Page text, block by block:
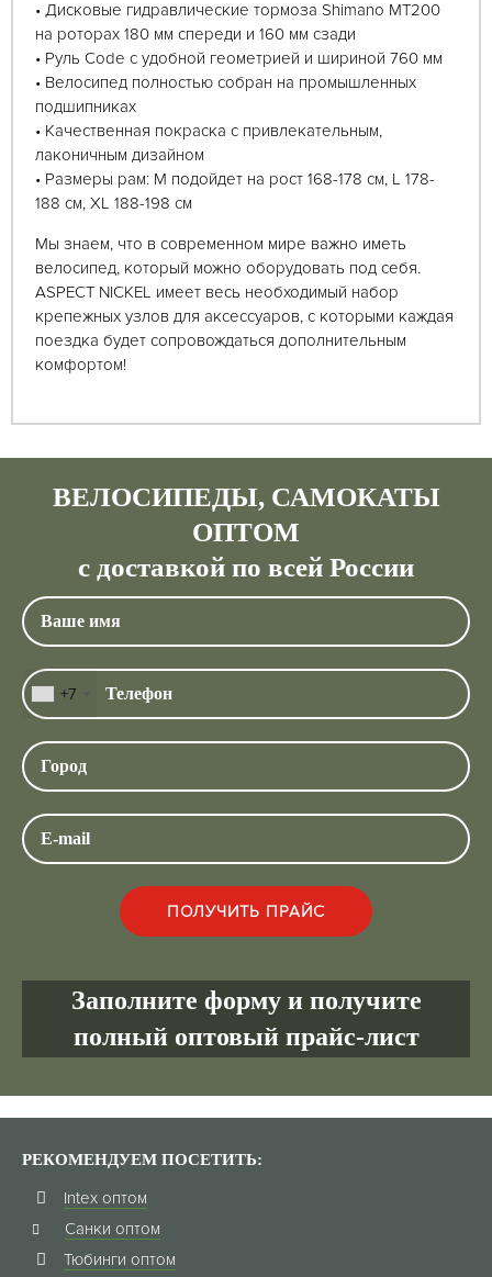
• Дисковые гидравлические тормоза Shimano MT200
на роторах 180 мм спереди и 160 мм сзади
• Руль Code c удобной геометрией и шириной 760 мм
• Велосипед полностью собран на промышленных
подшипниках
• Качественная покраска с привлекательным,
лаконичным дизайном
• Размеры рам: M подойдет на рост 168-178 см, L 178-
188 см, XL 188-198 см
Мы знаем, что в современном мире важно иметь
велосипед, который можно оборудовать под себя.
ASPECT NICKEL имеет весь необходимый набор
крепежных узлов для аксессуаров, с которыми каждая
поездка будет сопровождаться дополнительным
комфортом!
ВЕЛОСИПЕДЫ, САМОКАТЫ
ОПТОМ
с доставкой по всей России
+7
Заполните форму и получите
полный оптовый прайс-лист
РЕКОМЕНДУЕМ ПОСЕТИТЬ:
Intex оптом
Санки оптом
Тюбинги оптом